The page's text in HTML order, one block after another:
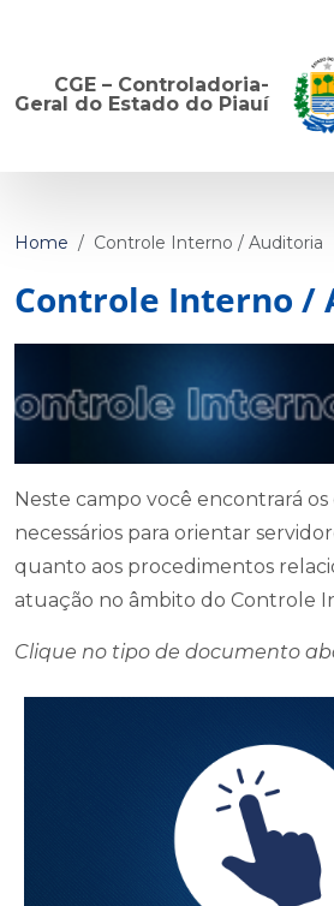
CGE – Controladoria-
Geral do Estado do Piauí
Home Controle Interno / Auditoria
Controle Interno /
Neste campo você encontrará
necessários para orientar
quanto aos procedimentos
atuação no âmbito do Controle
Clique no tipo de documento